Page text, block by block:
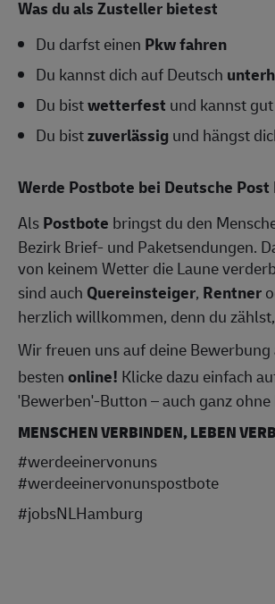
Was du als Zusteller bietest
Du darfst einen Pkw fahren
Du kannst dich auf Deutsch
Du bistwetterfest und kannst
Du bistzuverlässigund hängst
Werde Postbote bei Deutsche Post
AlsPostbote bringst du den
Bezirk Brief- und Paketsendungen.
von keinem Wetter die Laune
sind auch Quereinsteiger, Rentner
herzlich willkommen, denn du
Wir freuen uns auf deine Bewerbung
bestenonline! Klicke dazu einfach
'Bewerben'-Button – auch ganz ohne
MENSCHEN VERBINDEN, LEBEN
#werdeeinervonuns
#werdeeinervonunspostbote
#jobsNLHamburg